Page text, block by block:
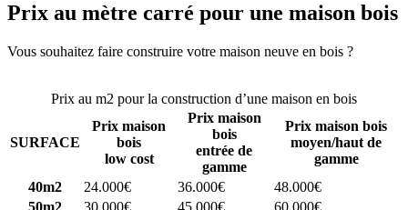
Prix au mètre carré pour une maison bois
Vous souhaitez faire construire votre maison neuve en bois ?
Prix au m2 pour la construction d’une maison en bois
SURFACE
Prix maison
bois
low cost
Prix maison
bois
entrée de
gamme
Prix maison bois
moyen/haut de
gamme
40m2
24.000€ 36.000€
48.000€